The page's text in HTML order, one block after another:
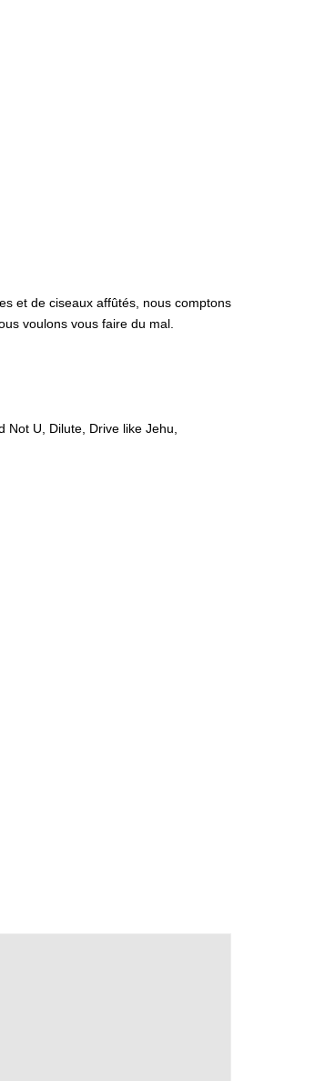
et de ciseaux affûtés, nous comptons
voulons vous faire du mal.
Not U, Dilute, Drive like Jehu,